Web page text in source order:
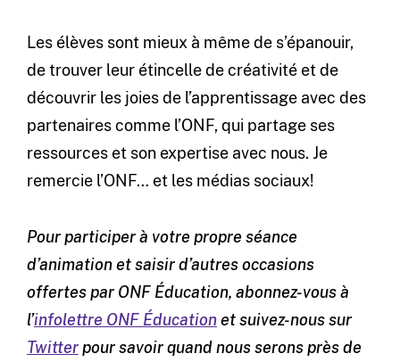
Les élèves sont mieux à même de s’épanouir,
de trouver leur étincelle de créativité et de
découvrir les joies de l’apprentissage avec des
partenaires comme l’ONF, qui partage ses
ressources et son expertise avec nous. Je
remercie l’ONF… et les médias sociaux!
Pour participer à votre propre séance
d’animation et saisir d’autres occasions
offertes par ONF Éducation, abonnez-vous à
l’infolettre ONF Éducationet suivez-nous sur
Twitterpour savoir quand nous serons près de